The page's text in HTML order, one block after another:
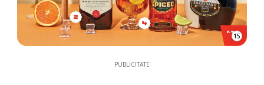
15
PUBLICITATE